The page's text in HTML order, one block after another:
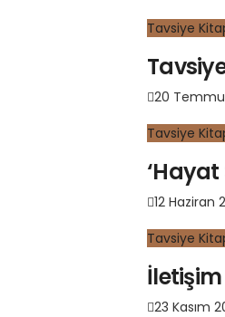
Tavsiye
20
Tavsiye
‘Hayat
12 Haziran
Tavsiye
23 Kasım